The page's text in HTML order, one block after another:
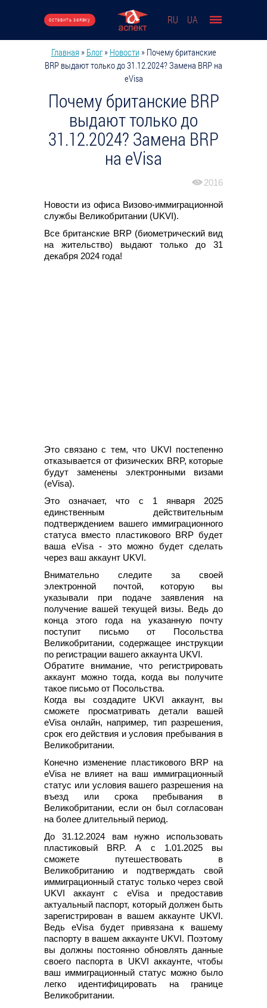
оставить заявку RU UA
Вы здесь
Главная » Блог » Новости » Почему британские
BRP выдают только до 31.12.2024? Замена BRP на
eVisa
Почему британские BRP
выдают только до
31.12.2024? Замена BRP
на eVisa
2016
Новости из офиса Визово-иммиграционной
службы Великобритании (UKVI).
Все британские BRP (биометрический вид
на жительство) выдают только до 31
декабря 2024 года!
Это связано с тем, что UKVI постепенно
отказывается от физических BRP, которые
будут заменены электронными визами
(eVisa).
Это означает, что с 1 января 2025
единственным действительным
подтверждением вашего иммиграционного
статуса вместо пластикового BRP будет
ваша eVisa - это можно будет сделать
через ваш аккаунт UKVI.
Внимательно следите за своей
электронной почтой, которую вы
указывали при подаче заявления на
получение вашей текущей визы. Ведь до
конца этого года на указанную почту
поступит письмо от Посольства
Великобритании, содержащее инструкции
по регистрации вашего аккаунта UKVI.
Обратите внимание, что регистрировать
аккаунт можно тогда, когда вы получите
такое письмо от Посольства.
Когда вы создадите UKVI аккаунт, вы
сможете просматривать детали вашей
eVisa онлайн, например, тип разрешения,
срок его действия и условия пребывания в
Великобритании.
Конечно изменение пластикового BRP на
eVisa не влияет на ваш иммиграционный
статус или условия вашего разрешения на
въезд или срока пребывания в
Великобритании, если он был согласован
на более длительный период.
До 31.12.2024 вам нужно использовать
пластиковый BRP. А с 1.01.2025 вы
сможете путешествовать в
Великобританию и подтверждать свой
иммиграционный статус только через свой
UKVI аккаунт с eVisa и предоставив
актуальный паспорт, который должен быть
зарегистрирован в вашем аккаунте UKVI.
Ведь eVisa будет привязана к вашему
паспорту в вашем аккаунте UKVI. Поэтому
вы должны постоянно обновлять данные
своего паспорта в UKVI аккаунте, чтобы
ваш иммиграционный статус можно было
легко идентифицировать на границе
Великобритании.